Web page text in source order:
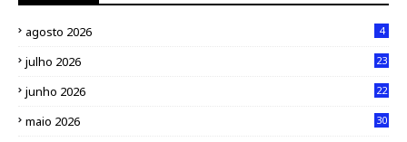
agosto 2026 4
julho 2026 23
junho 2026 22
maio 2026 30